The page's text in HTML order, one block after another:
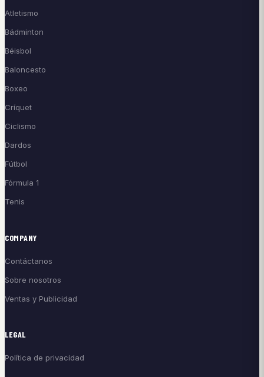
Atletismo
Bádminton
Béisbol
Baloncesto
Boxeo
Críquet
Ciclismo
Dardos
Fútbol
Fórmula 1
Tenis
COMPANY
Contáctanos
Sobre nosotros
Ventas y Publicidad
LEGAL
Política de privacidad